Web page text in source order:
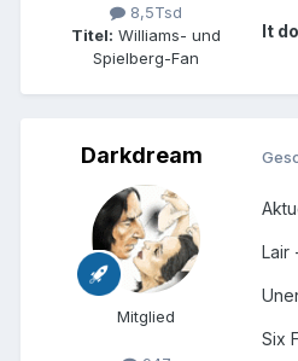
8,5Tsd
Titel: Williams- und
Spielberg-Fan
It
Darkdream
Mitglied
Lair
Six